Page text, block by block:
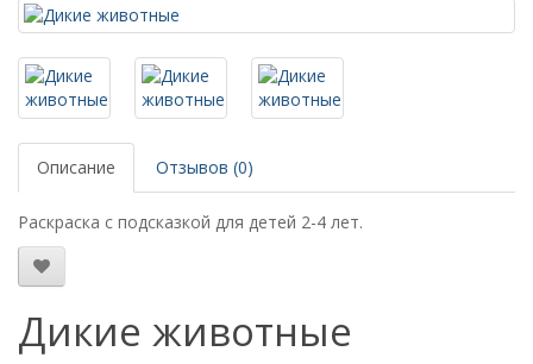
Описание Отзывов (0)
Раскраска с подсказкой для детей 2-4 лет.
Дикие животные